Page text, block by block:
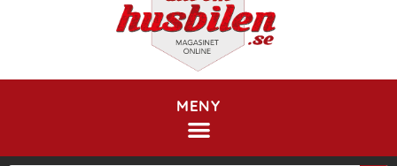
MENY